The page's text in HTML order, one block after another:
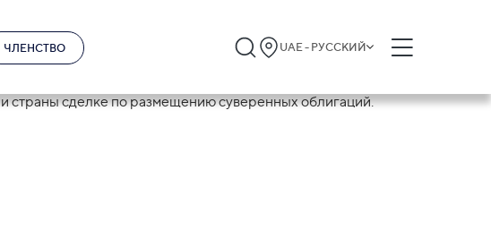
ЧЛЕНСТВО UAE - РУССКИЙ